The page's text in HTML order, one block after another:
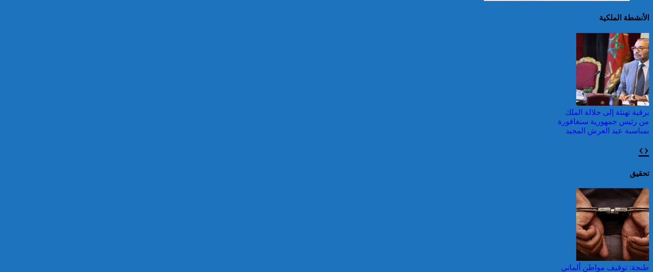
الصين تصدر إنذارين
لمواجهة العواصف المطيرة
وطقس شديد الحمل
الحراري
مكافحة حريق في شمال
قرابة ألف حريق في غابات
كندا وسحب الدخان تصل
الأنشطة الملكية
برقية تهنئة إلى جلالة الملك
من رئيس جمهورية سنغافورة
بمناسبة عيد العرش المجيد
برقية تهنئة إلى جلالة الملك
من رئيس ليبيريا بمناسبة عيد
العرش المجيد
‹
›
تحقيق
طنجة: توقيف مواطن ألماني